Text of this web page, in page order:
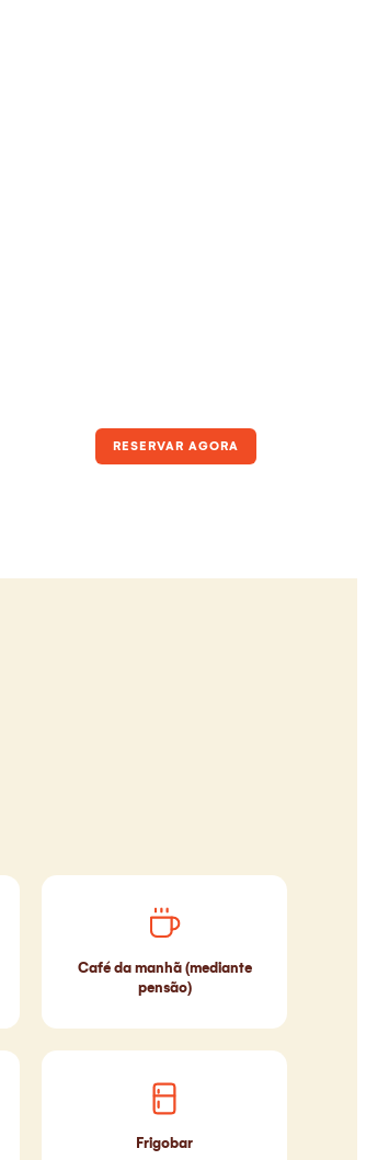
RESERVAR AGORA
Café da manhã (mediante
pensão)
Frigobar